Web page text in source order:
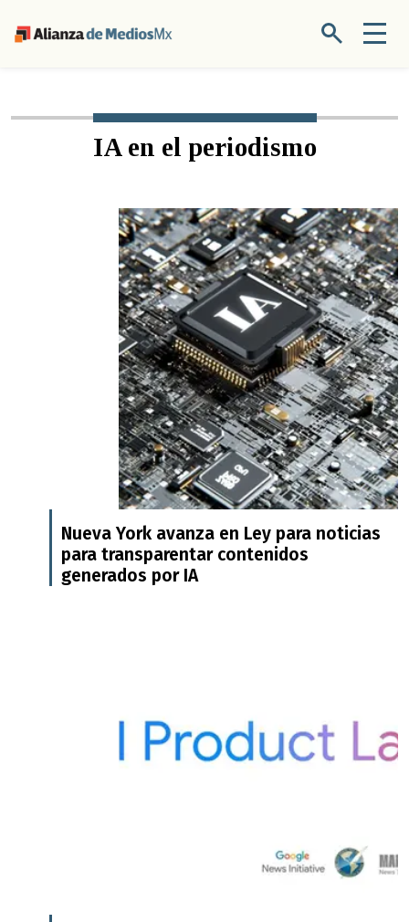
IA en el periodismo
Nueva York avanza en Ley para noticias
para transparentar contenidos
generados por IA